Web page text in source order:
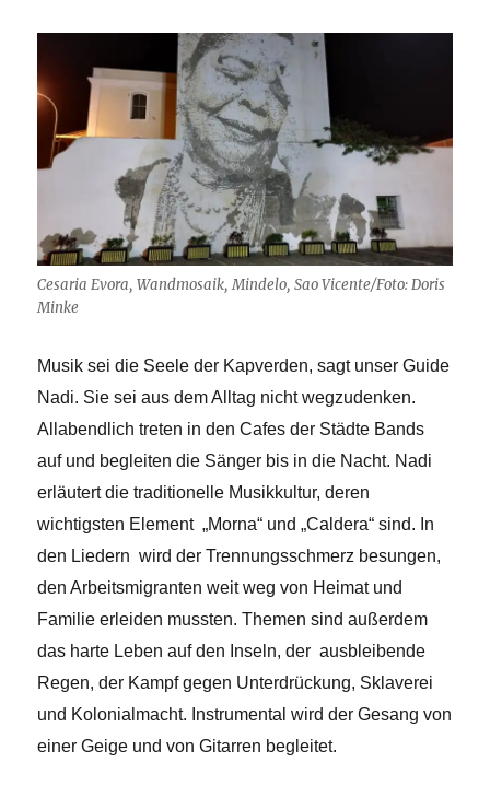
Cesaria Evora, Wandmosaik, Mindelo, Sao Vicente/Foto: Doris
Minke
Musik sei die Seele der Kapverden, sagt unser Guide
Nadi. Sie sei aus dem Alltag nicht wegzudenken.
Allabendlich treten in den Cafes der Städte Bands
auf und begleiten die Sänger bis in die Nacht. Nadi
erläutert die traditionelle Musikkultur, deren
wichtigsten Element „Morna“ und „Caldera“ sind. In
den Liedern wird der Trennungsschmerz besungen,
den Arbeitsmigranten weit weg von Heimat und
Familie erleiden mussten. Themen sind außerdem
das harte Leben auf den Inseln, der ausbleibende
Regen, der Kampf gegen Unterdrückung, Sklaverei
und Kolonialmacht. Instrumental wird der Gesang von
einer Geige und von Gitarren begleitet.